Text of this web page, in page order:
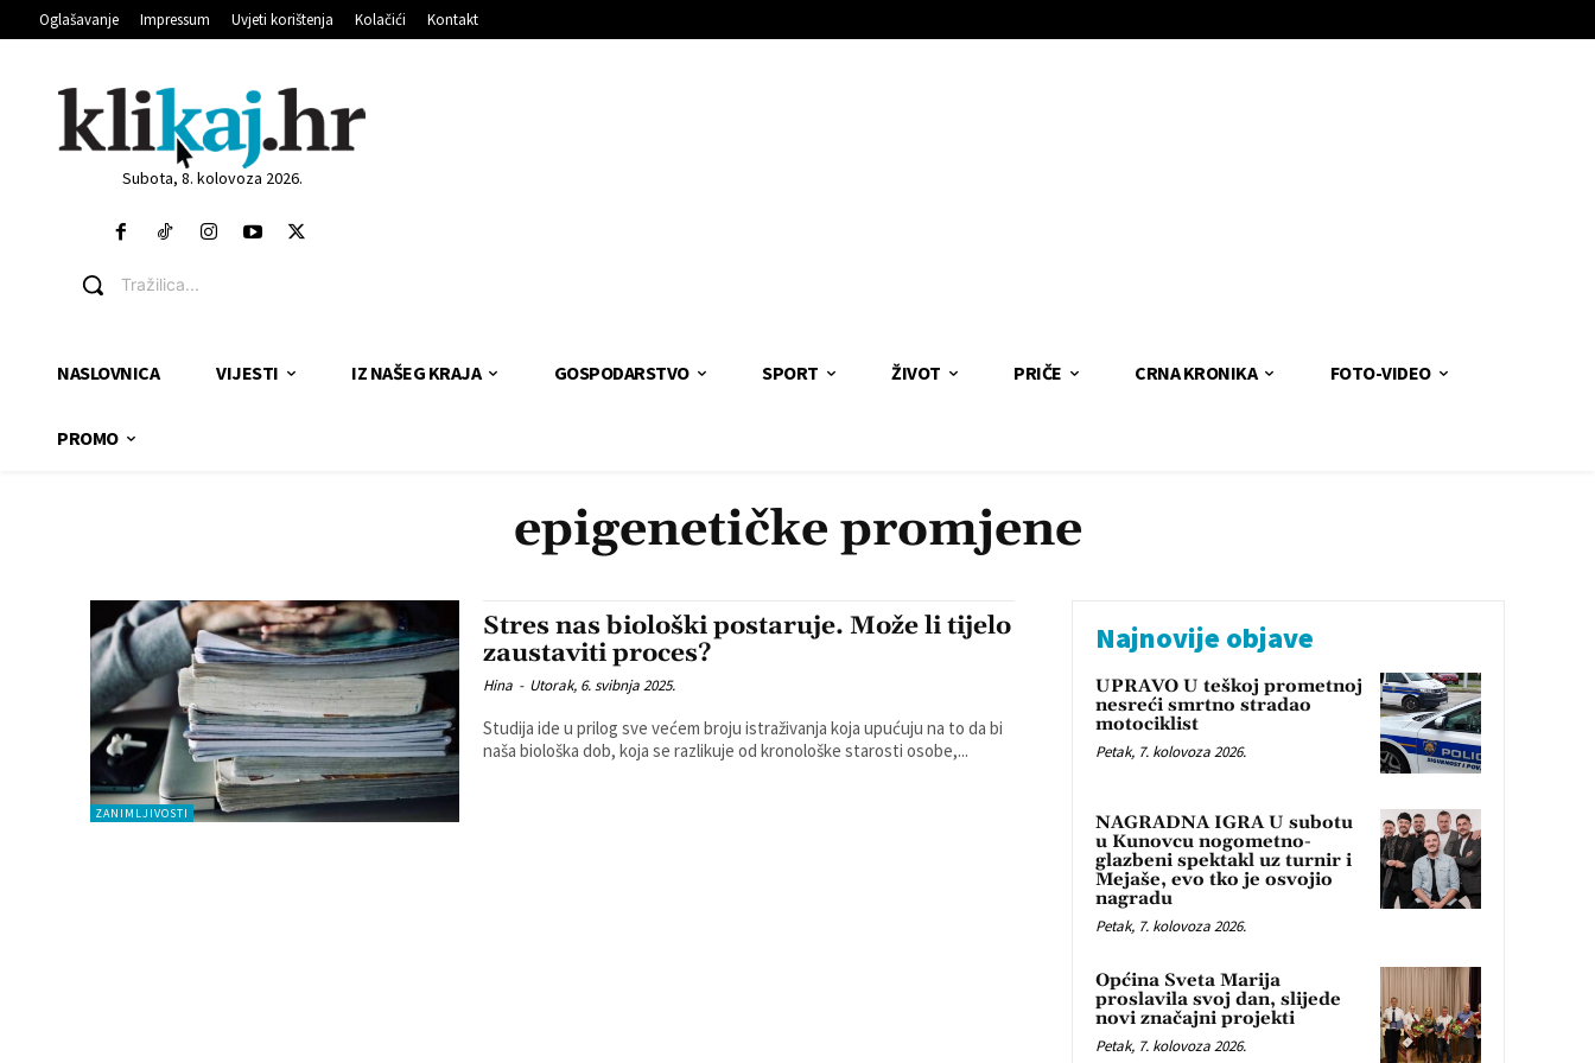
Oglašavanje Impressum Uvjeti korištenja Kolačići Kontakt
Subota, 8. kolovoza 2026.
Tražilica...
NASLOVNICA VIJESTI IZ NAŠEG KRAJA GOSPODARSTVO SPORT ŽIVOT PRIČE CRNA KRONIKA FOTO-VIDEO
PROMO
epigenetičke promjene
ZANIMLJIVOSTI
Stres nas biološki postaruje. Može li tijelo
zaustaviti proces?
Hina - Utorak, 6. svibnja 2025.
Studija ide u prilog sve većem broju istraživanja koja upućuju na to da bi
naša biološka dob, koja se razlikuje od kronološke starosti osobe,...
Najnovije objave
UPRAVO U teškoj prometnoj
nesreći smrtno stradao
motociklist
Petak, 7. kolovoza 2026.
NAGRADNA IGRA U subotu
u Kunovcu nogometno-
glazbeni spektakl uz turnir i
Mejaše, evo tko je osvojio
nagradu
Petak, 7. kolovoza 2026.
Općina Sveta Marija
proslavila svoj dan, slijede
novi značajni projekti
Petak, 7. kolovoza 2026.